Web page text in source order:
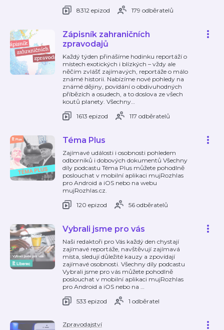
8312 epizod
179 odběratelů
Zápisník zahraničních
zpravodajů
Každý týden přinášíme hodinku reportáží o
místech exotických i blízkých – vždy ale
něčím zvlášť zajímavých, reportáže o málo
známé historii. Nabízíme nové pohledy na
známé dějiny, povídání o obdivuhodných
příbězích a osudech, a to doslova ze všech
koutů planety. Všechny…
1613 epizod
117 odběratelů
Téma Plus
Zajímavé události i osobnosti pohledem
odborníků i dobových dokumentů Všechny
díly podcastu Téma Plus můžete pohodlně
poslouchat v mobilní aplikaci mujRozhlas
pro Android a iOS nebo na webu
mujRozhlas.cz.
120 epizod
56 odběratelů
Vybrali jsme pro vás
Naši redaktoři pro Vás každý den chystají
zajímavé reportáže, navštěvují zajímavá
místa, sledují důležité kauzy a zpovídají
zajímavé osobnosti. Všechny díly podcastu
Vybrali jsme pro vás můžete pohodlně
poslouchat v mobilní aplikaci mujRozhlas
pro Android a iOS nebo na …
533 epizod
1 odběratel
Zpravodajství